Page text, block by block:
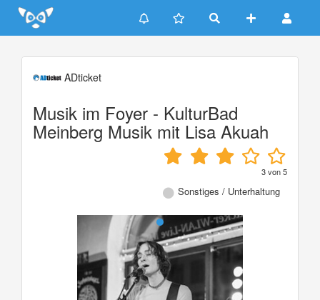
Update cookies preferences
ADticket
Musik im Foyer - KulturBad
Meinberg Musik mit Lisa Akuah
3von5
Sonstiges / Unterhaltung